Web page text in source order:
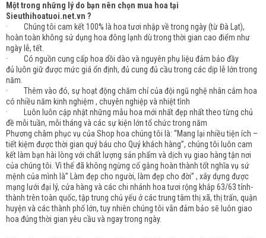
Một trong những lý do bạn nên chọn mua hoa tại
Sieuthihoatuoi.net.vn ?
· Chúng tôi cam kết 100% là hoa tươi nhập về trong ngày (từ Đà Lạt),
hoàn toàn không sử dụng hoa đông lạnh dù trong thời gian cao điểm như
ngày lễ, tết.
· Có nguồn cung cấp hoa dồi dào và nguyên phụ liệu đảm bảo đầy
đủ luôn giữ được mức giá ổn định, đủ cung đủ cầu trong các dịp lễ lớn trong
năm.
· Thêm vào đó, sự hoạt động chăm chỉ của đội ngũ nghệ nhân cắm hoa
có nhiều năm kinh nghiệm , chuyên nghiệp và nhiệt tình
· Luôn luôn cập nhật những mẫu hoa mới nhất đẹp nhất theo từng chủ
đề mỗi tuần, mỗi tháng và các sự kiện lớn tổ chức trong năm
Phương châm phục vụ của Shop hoa chúng tôi là: “Mang lại nhiều tiện ích –
tiết kiệm được thời gian quý báu cho Quý khách hàng”, chúng tôi luôn cam
kết làm bạn hài lòng với chất lượng sản phẩm và dịch vụ giao hàng tận nơi
của chúng tôi. Vì thế đã không ngừng cố gắng hoàn thành tốt nghĩa vụ sứ
mệnh của mình là” Làm đẹp cho người, làm đẹp cho đời” , xây dựng được
mạng lưới đại lý, cửa hàng và các chi nhánh hoa tươi rộng khắp 63/63 tỉnh-
thành trên toàn quốc, tập trung chủ yếu ở các trung tâm thị xã, thị trấn, quận
huyện và các thành phố lớn, tuy nhiên chúng tôi vẫn đảm bảo sẽ luôn giao
hoa đúng thời gian yêu cầu và ngay trong ngày.